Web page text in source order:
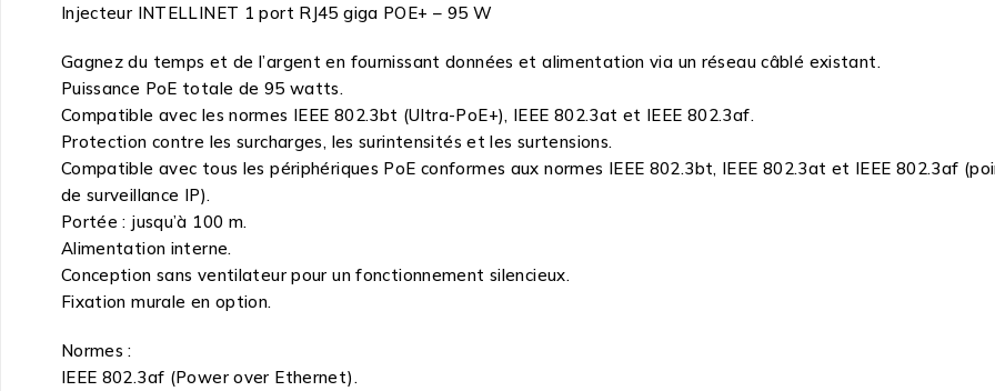
Injecteur INTELLINET 1 port RJ45 giga POE+ – 95 W
Gagnez du temps et de l’argent en fournissant données et alimentation via un réseau câblé existant.
Puissance PoE totale de 95 watts.
Compatible avec les normes IEEE 802.3bt (Ultra-PoE+), IEEE 802.3at et IEEE 802.3af.
Protection contre les surcharges, les surintensités et les surtensions.
Compatible avec tous les périphériques PoE conformes aux normes IEEE 802.3bt, IEEE 802.3at et IEEE 802.3af
de surveillance IP).
Portée : jusqu’à 100 m.
Alimentation interne.
Conception sans ventilateur pour un fonctionnement silencieux.
Fixation murale en option.
Normes :
IEEE 802.3af (Power over Ethernet).